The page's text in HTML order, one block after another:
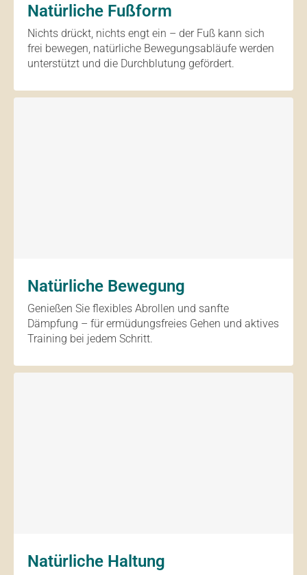
Natürliche Fußform
Nichts drückt, nichts engt ein – der Fuß kann sich
frei bewegen, natürliche Bewegungsabläufe werden
unterstützt und die Durchblutung gefördert.
Natürliche Bewegung
Genießen Sie flexibles Abrollen und sanfte
Dämpfung – für ermüdungsfreies Gehen und aktives
Training bei jedem Schritt.
Natürliche Haltung